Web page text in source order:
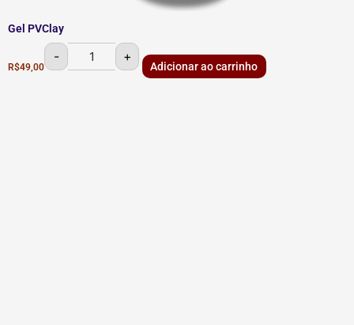
Gel PVClay
R$49,00
- +
Adicionar ao carrinho